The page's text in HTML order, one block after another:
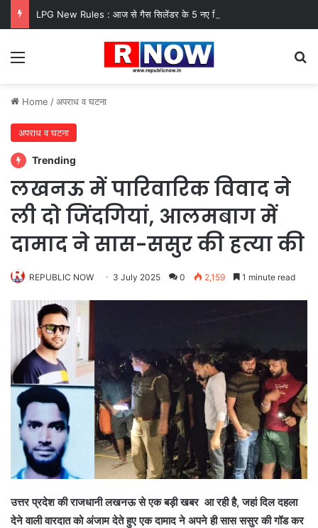
Menu
Home /अपराध व घटना
अपराध व घटना
Trending
लखनऊ में पारिवारिक विवाद ने
ली दो जिंदगियां, आलमबाग में
दामाद ने सास-ससुर की हत्या की
REPUBLIC NOW 3 July 2025 0 2,159 1 minute read
उत्तर प्रदेश की राजधानी लखनऊ से एक बड़ी खबर आ रही है, जहां दिल दहला
देने वाली वारदात को अंजाम देते हुए एक दामाद ने अपने ही सास ससुर की गॉड कर